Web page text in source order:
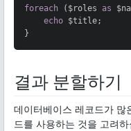
foreach ($roles as
echo $title;
}
결과 분할하기
데이터베이스 레코드가 많
드를 사용하는 것을 고려